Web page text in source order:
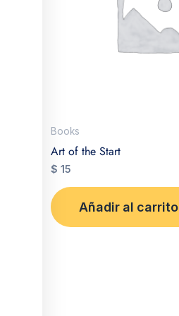
Books
Art of the Start
$ 15
Añadir al carrito